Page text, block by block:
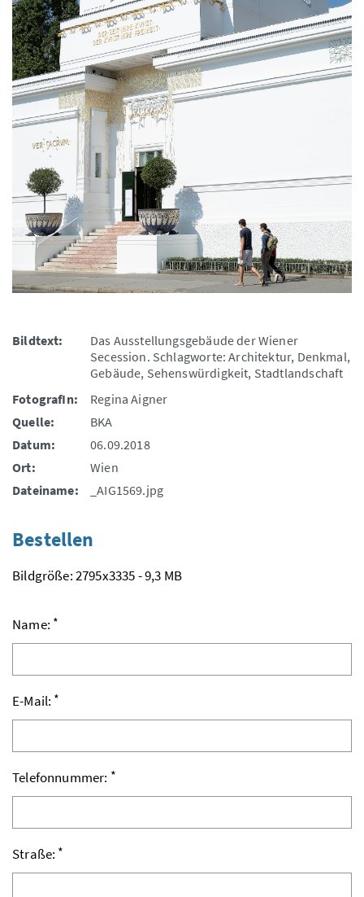
Bildtext:
Das Ausstellungsgebäude der Wiener
Secession. Schlagworte: Architektur, Denkmal,
Gebäude, Sehenswürdigkeit, Stadtlandschaft
FotografIn:
Regina Aigner
Quelle:
BKA
Datum:
06.09.2018
Ort:
Wien
Dateiname:
_AIG1569.jpg
Bestellen
Bildgröße: 2795x3335 - 9,3 MB
Name: *
E-Mail: *
Telefonnummer: *
Straße: *